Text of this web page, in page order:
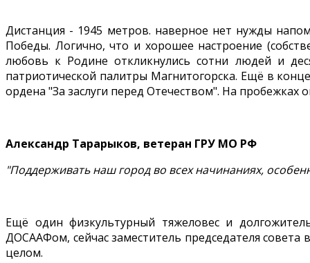
Дистанция - 1945 метров. наверное нет нужды
Победы. Логично, что и хорошее настроение
любовь к Родине откликнулись сотни людей и
патриотической палитры Магнитогорска. Ещё в
ордена "За заслуги перед Отечеством". На пробежках
Александр Тарарыков, ветеран ГРУ МО РФ
"Поддерживать наш город во всех начинаниях,
Ещё один физкультурный тяжеловес и
ДОСААФом, сейчас заместитель председателя совета
целом.